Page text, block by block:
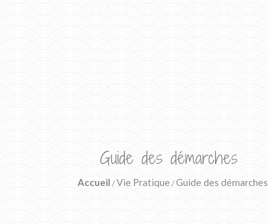
Guide des démarches
Accueil /Vie Pratique / Guide des démarches